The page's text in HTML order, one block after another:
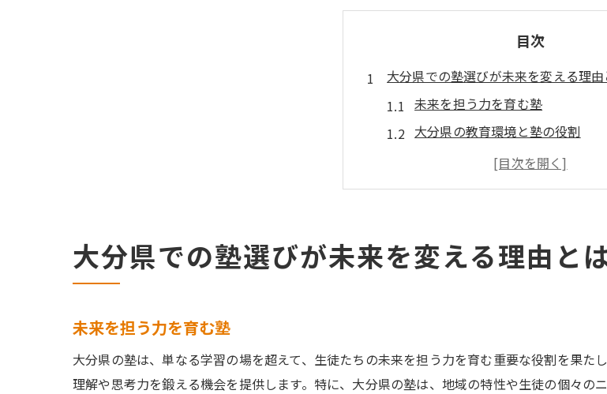
目次
大分県での塾選びが未来を変える理
未来を担う力を育む塾
大分県の教育環境と塾の役割
塾選びが人生に与える影響
学習効率を左右する塾の選択
成功への道を切り開く塾の特性
塾を選ぶポイントを知って学習効率を
カリキュラムの柔軟性とその利点
学習環境が集中力を引き出す
大分県での塾選びが未来を変える理由と
未来を担う力を育む塾
大分県の塾は、単なる学習の場を超えて、生徒たちの未来を担う力を育む重要な役割を果
理解や思考力を鍛える機会を提供します。特に、大分県の塾は、地域の特性や生徒の個々の